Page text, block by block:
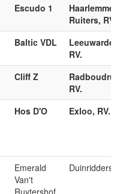
Escudo 1
Ruiters, RV.
Baltic VDL
RV.
Cliff Z
RV.
Hos D'O Exloo, RV.
Emerald
Van't
Duinridders,